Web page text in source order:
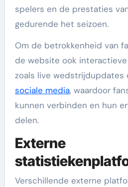
spelers en de prestaties
gedurende het seizoen.
Om de betrokkenheid van
de website ook
zoals live wedstrijdupdates
sociale media, waardoor
kunnen verbinden en hun
delen.
Externe
Verschillende externe